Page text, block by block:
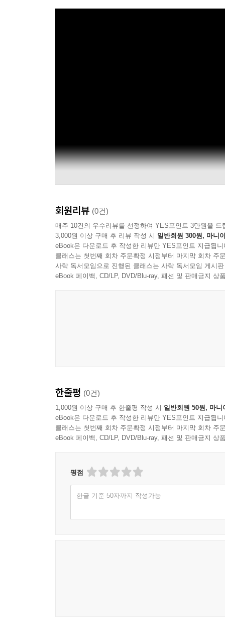
회원리뷰 (0건)
매주 10건의 우수리뷰를 선정하여 YES포인트 3만원을 드
3,000원 이상 구매 후 리뷰 작성 시 일반회원 300원, 마니
eBook은 다운로드 후 작성한 리뷰만 YES포인트 지급됩니
클래스는 첫번째 회차 주문확정 시점부터 마지막 회차 주
사락 독서모임으로 진행된 클래스는 사락 독서모임 게시
eBook 페이백, CD/LP, DVD/Blu-ray, 패션 및 판매금지 상
한줄평 (0건)
1,000원 이상 구매 후 한줄평 작성 시 일반회원 50원, 마니
eBook은 다운로드 후 작성한 리뷰만 YES포인트 지급됩니
클래스는 첫번째 회차 주문확정 시점부터 마지막 회차 주
eBook 페이백, CD/LP, DVD/Blu-ray, 패션 및 판매금지 상
평점
한글 기준 50자까지 작성가능